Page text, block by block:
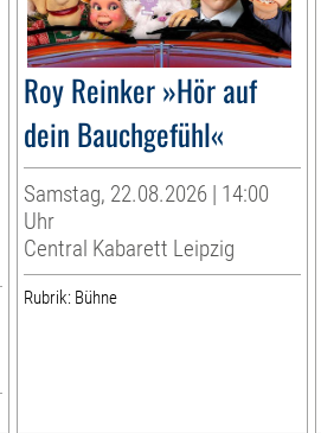
Roy Reinker »Hör auf
dein Bauchgefühl«
Samstag, 22.08.2026 | 14:00
Uhr
Central Kabarett Leipzig
Rubrik: Bühne